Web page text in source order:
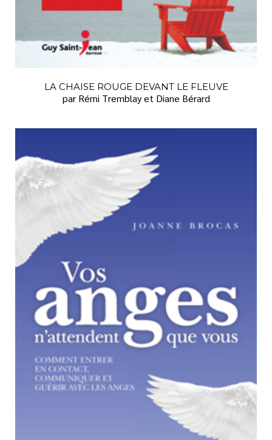
LA CHAISE ROUGE DEVANT LE FLEUVE
par Rémi Tremblay et Diane Bérard